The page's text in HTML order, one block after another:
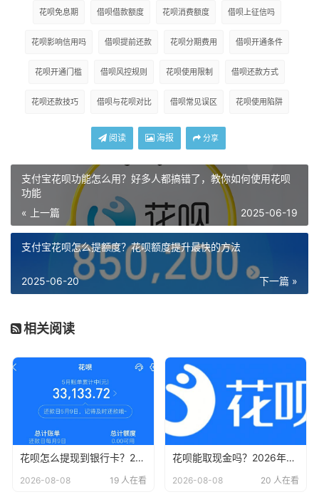
花呗免息期 借呗借款额度 花呗消费额度 借呗上征信吗
花呗影响信用吗 借呗提前还款 花呗分期费用 借呗开通条件
花呗开通门槛 借呗风控规则 花呗使用限制 借呗还款方式
花呗还款技巧 借呗与花呗对比 借呗常见误区 花呗使用陷阱
阅读 海报 分享
支付宝花呗功能怎么用？好多人都搞错了，教你如何使用花呗
功能
« 上一篇
2025-06-19
支付宝花呗怎么提额度？花呗额度提升最快的方法
下一篇 »
2025-06-20
相关阅读
花呗怎么提现到银行卡？2026年最新13种合规方法及风险详解
2026-08-08 19 人在看
花呗能取现金吗？2026年最新详解取现方法！15种取现方法以参考
2026-08-08 20 人在看